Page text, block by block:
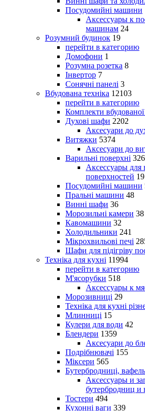
Посудомийні машини
Аксессуары к
машинам 24
Розумний будинок 19
перейти в категорию
Домофони 1
Розумна розетка 8
Інвертор 7
Сонячні панелі 3
Вбудована техніка 12103
перейти в категорию
Комплекти вбудованої
Духові шафи 2202
Аксесуари до
Витяжки 5374
Аксесуари до
Варильні поверхні
Аксессуары для
поверхностей 19
Посудомийні машини
Пральні машини 48
Винні шафи 36
Морозильні камери 38
Кавомашини 32
Холодильники 241
Мікрохвильові печі
Шафи для підігріву
Техніка для кухні 11994
перейти в категорию
М'ясорубки 518
Аксессуары к
Морозивниці 29
Техніка для кухні
Млинниці 15
Кулери для води 42
Блендери 1359
Аксесуари до
Подрібнювачі 155
Міксери 565
Бутербродниці,
Аксессуары и
бутербродниц и
Тостери 494
Кухонні ваги 339